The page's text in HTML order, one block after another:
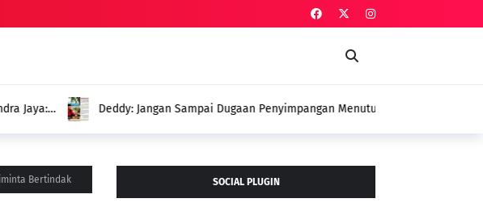
Jangan Sampai Dugaan Penyimpangan Menutupi Perjuangan
Program untuk Petani
Bertindak SOCIAL PLUGIN